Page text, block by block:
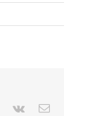
Pinterest
Vk
Correo